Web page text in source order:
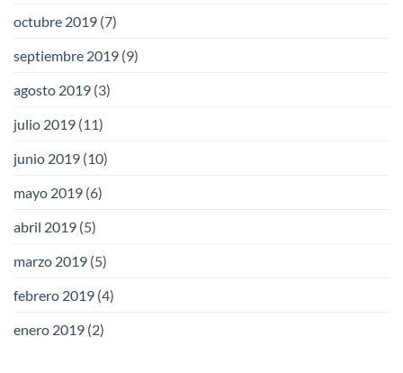
octubre 2019 (7)
septiembre 2019 (9)
agosto 2019 (3)
julio 2019 (11)
junio 2019 (10)
mayo 2019 (6)
abril 2019 (5)
marzo 2019 (5)
febrero 2019 (4)
enero 2019 (2)